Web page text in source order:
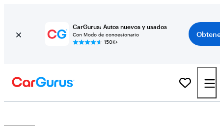
CarGurus: Autos nuevos y usados
Con Modo de concesionario
150K+